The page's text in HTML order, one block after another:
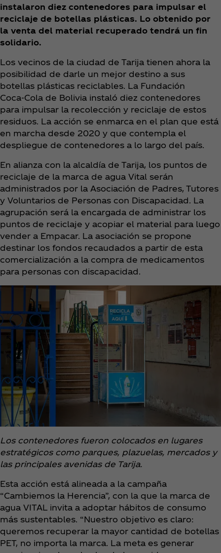
instalaron diez contenedores para impulsar el
reciclaje de botellas plásticas. Lo obtenido por
la venta del material recuperado tendrá un fin
solidario.
Los vecinos de la ciudad de Tarija tienen ahora la
posibilidad de darle un mejor destino a sus
botellas plásticas reciclables. La Fundación
Coca‑Cola de Bolivia instaló diez contenedores
para impulsar la recolección y reciclaje de estos
residuos. La acción se enmarca en el plan que está
en marcha desde 2020 y que contempla el
despliegue de contenedores a lo largo del país.
En alianza con la alcaldía de Tarija, los puntos de
reciclaje de la marca de agua Vital serán
administrados por la Asociación de Padres, Tutores
y Voluntarios de Personas con Discapacidad. La
agrupación será la encargada de administrar los
puntos de reciclaje y acopiar el material para luego
vender a Empacar. La asociación se propone
destinar los fondos recaudados a partir de esta
comercialización a la compra de medicamentos
para personas con discapacidad.
Los contenedores fueron colocados en lugares
estratégicos como parques, plazuelas, mercados y
las principales avenidas de Tarija.
Esta acción está alineada a la campaña
“Cambiemos la Herencia”, con la que la marca de
agua VITAL invita a adoptar hábitos de consumo
más sustentables. “Nuestro objetivo es claro:
queremos recuperar la mayor cantidad de botellas
PET, no importa la marca. La meta es generar